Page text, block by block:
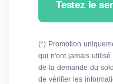
Testez le
(*) Promotion
qui n'ont jamais utilisé
de la demande du
de vérifier les